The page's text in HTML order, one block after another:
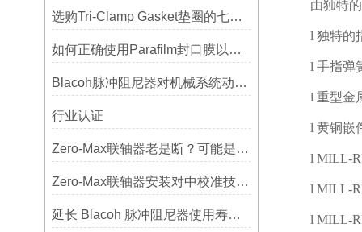
选购Tri-Clamp Gasket垫圈的七大要点
如何正确使用Parafilm封口膜以确保实验结果的准确性？
Blacoh脉冲阻尼器对机械系统动态特性的影响分析
行业认证
Zero-Max联轴器老是断？可能是选型没考虑径向偏差
Zero-Max联轴器安装对中校准技巧与常见误差分析
延长 Blacoh 脉冲阻尼器使用寿命的维护技巧大公开
由独特
l 独特的
l 手指弹
l 重型金
l 黄铜嵌
l MILL-
l MILL-
l MILL-